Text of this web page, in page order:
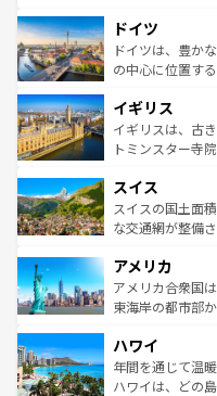
せる。地方によ
ンテンツ一覧を
で、幅広い魅力
聖堂、美しいビ
から魅了する。
いる。シャンパ
香り高いラベン
らに、パリ以外
れる地方に足を
きる
を参照してほし
ドイツ
ドイツは、豊か
の中心に位置す
顔を持つこの国
ルリンの文化的
してライン川沿
は、お酒好きな人には
ドイツ情報はコ
イギリス
イギリスは、古
トミンスター寺
リアごとに異な
ティー、ビール
戦など、本場だ
ンツ一覧を参照し
スイス
スイスの国土面
な交通網が整備
の建物がそのま
博物館もあり、
ことができる。
ば市内交通費無料で
着のスイス情報は
アメリカ
アメリカ合衆国
東海岸の都市部
のような巨大都
ンメントが詰ま
西部には大自然
ハワイ
年間を通じて温
ハワイは、どの